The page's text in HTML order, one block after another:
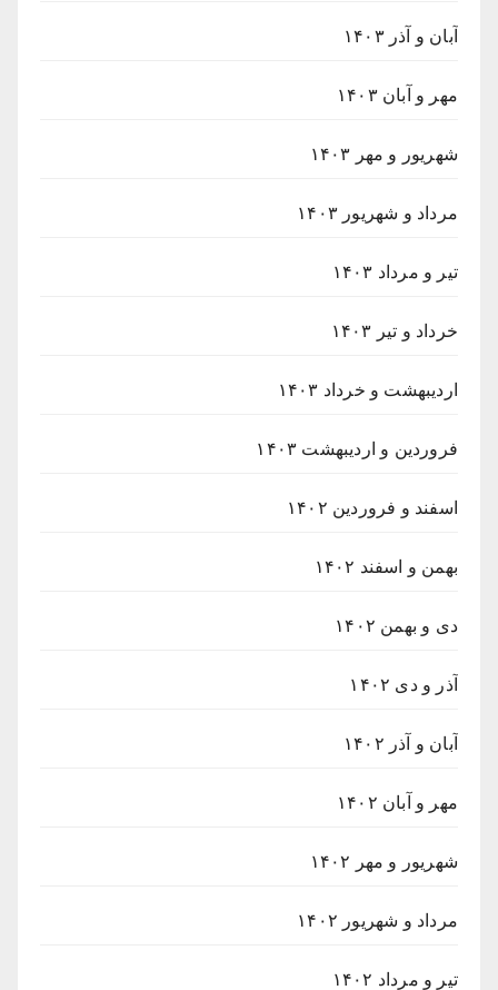
آبان و آذر ۱۴۰۳
مهر و آبان ۱۴۰۳
شهریور و مهر ۱۴۰۳
مرداد و شهریور ۱۴۰۳
تیر و مرداد ۱۴۰۳
خرداد و تیر ۱۴۰۳
اردیبهشت و خرداد ۱۴۰۳
فروردین و اردیبهشت ۱۴۰۳
اسفند و فروردین ۱۴۰۲
بهمن و اسفند ۱۴۰۲
دی و بهمن ۱۴۰۲
آذر و دی ۱۴۰۲
آبان و آذر ۱۴۰۲
مهر و آبان ۱۴۰۲
شهریور و مهر ۱۴۰۲
مرداد و شهریور ۱۴۰۲
تیر و مرداد ۱۴۰۲